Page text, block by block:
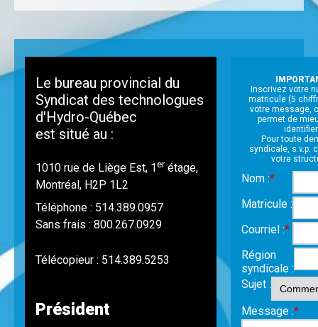
Le bureau provincial du
Syndicat des technologues
d'Hydro-Québec
est situé au :
1010 rue de Liège Est, 1 er étage,
Montréal, H2P 1L2
Téléphone : 514.389.0957
Sans frais : 800.267.0929
Télécopieur : 514.389.5253
Président
Inscrivez votre
matricule (5
votre message,
permet de
identifier
Pour toute
syndicale, s.v.p.
votre
Nom :*
Matricule :
Courriel :*
Région
syndicale :
Sujet :
Message :*